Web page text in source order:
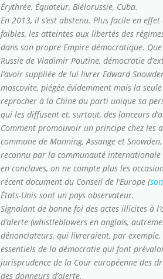
Érythrée, Équateur, Biélorussie, Cuba.
En 2013, il s’est abstenu. Plus facile en
faibles, les atteintes aux libertés des
dans son propre Empire démocratique.
Russie de Vladimir Poutine, démocratie
l’avoir suppliée de lui livrer Edward
moscovite, piégée évidemment mais la
reprocher à la Chine du parti unique sa
qui les diffusent et, surtout, des lanceurs
Comment promouvoir un principe chez les
commune de Manning, Assange et
reconnu par la communauté internationale
en conclaves, on ne compte plus les
récent document du Conseil de l’Europe (
États-Unis sont un pays observateur.
Signalant de bonne foi des actes illicites à
d’alerte (whistleblowers en anglais,
dénonciateurs, qui livreraient, par
essentiels de la démocratie qui font
jurisprudence de la Cour européenne des
des donneurs d’alerte.